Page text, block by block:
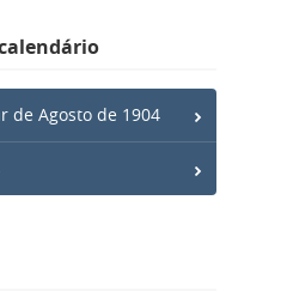
de Agosto de 1904